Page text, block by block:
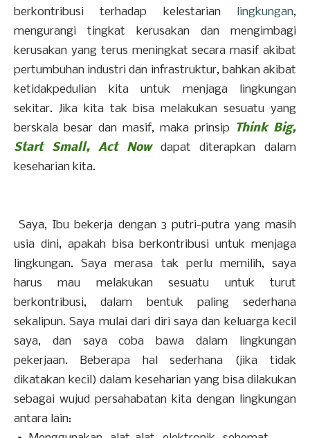
berkontribusi terhadap kelestarianlingkungan,
mengurangi tingkat kerusakan dan mengimbagi
kerusakan yang terus meningkat secara masif akibat
pertumbuhan industri dan infrastruktur, bahkan akibat
ketidakpedulian kita untuk menjaga lingkungan
sekitar. Jika kita tak bisa melakukan sesuatu yang
berskala besar dan masif, maka prinsip Think Big,
Start Small, Act Now
dapat diterapkan dalam
keseharian kita.
Saya, Ibu bekerja dengan 3 putri-putra yang masih
usia dini, apakah bisa berkontribusi untuk menjaga
lingkungan. Saya merasa tak perlu memilih, saya
harus mau melakukan sesuatu untuk turut
berkontribusi, dalam bentuk paling sederhana
sekalipun. Saya mulai dari diri saya dan keluarga kecil
saya, dan saya coba bawa dalam lingkungan
pekerjaan. Beberapa hal sederhana (jika tidak
dikatakan kecil) dalam keseharian yang bisa dilakukan
sebagai wujud persahabatan kita dengan lingkungan
antara lain: